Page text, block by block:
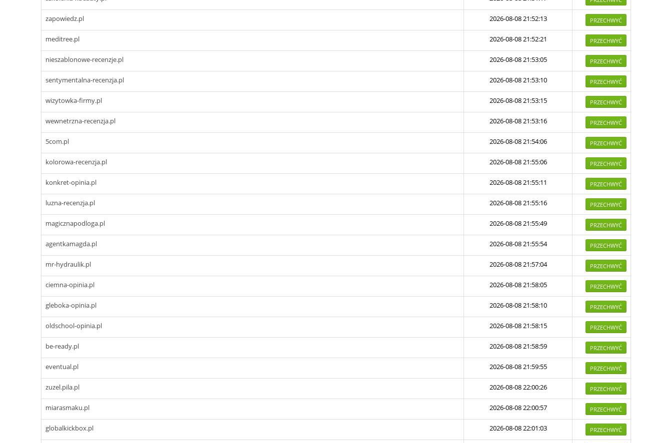
zapowiedz.pl 2026-08-08 21:52:13 PRZECHWYĆ
meditree.pl 2026-08-08 21:52:21 PRZECHWYĆ
nieszablonowe-recenzje.pl 2026-08-08 21:53:05 PRZECHWYĆ
sentymentalna-recenzja.pl 2026-08-08 21:53:10 PRZECHWYĆ
wizytowka-firmy.pl 2026-08-08 21:53:15 PRZECHWYĆ
wewnetrzna-recenzja.pl 2026-08-08 21:53:16 PRZECHWYĆ
5com.pl 2026-08-08 21:54:06 PRZECHWYĆ
kolorowa-recenzja.pl 2026-08-08 21:55:06 PRZECHWYĆ
konkret-opinia.pl 2026-08-08 21:55:11 PRZECHWYĆ
luzna-recenzja.pl 2026-08-08 21:55:16 PRZECHWYĆ
magicznapodloga.pl 2026-08-08 21:55:49 PRZECHWYĆ
agentkamagda.pl 2026-08-08 21:55:54 PRZECHWYĆ
mr-hydraulik.pl 2026-08-08 21:57:04 PRZECHWYĆ
ciemna-opinia.pl 2026-08-08 21:58:05 PRZECHWYĆ
gleboka-opinia.pl 2026-08-08 21:58:10 PRZECHWYĆ
oldschool-opinia.pl 2026-08-08 21:58:15 PRZECHWYĆ
be-ready.pl 2026-08-08 21:58:59 PRZECHWYĆ
eventual.pl 2026-08-08 21:59:55 PRZECHWYĆ
zuzel.pila.pl 2026-08-08 22:00:26 PRZECHWYĆ
miarasmaku.pl 2026-08-08 22:00:57 PRZECHWYĆ
globalkickbox.pl 2026-08-08 22:01:03 PRZECHWYĆ